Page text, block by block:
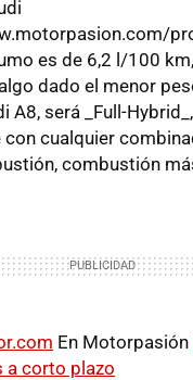
es de 6,2 l/100
dado el menor
A8, será _Full-
cualquier
combustión
En Motorpasión
a corto plazo